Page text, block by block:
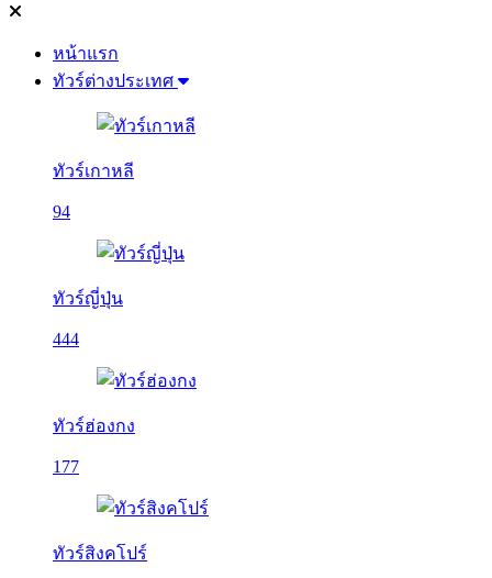
หน้าแรก
ทัวร์ต่างประเทศ
ทัวร์เกาหลี
94
ทัวร์ญี่ปุ่น
444
ทัวร์ฮ่องกง
177
ทัวร์สิงคโปร์